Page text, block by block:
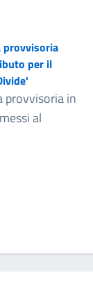
provvisoria
per il
provvisoria in
al